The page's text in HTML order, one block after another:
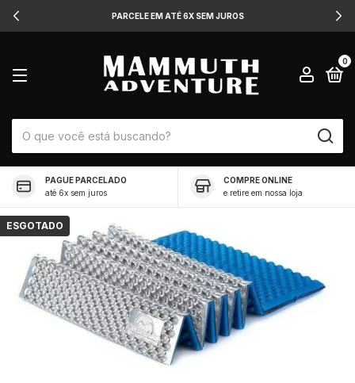
PARCELE EM ATÉ 6X SEM JUROS
0
PAGUE PARCELADO
até 6x sem juros
COMPRE ONLINE
e retire em nossa loja
ESGOTADO